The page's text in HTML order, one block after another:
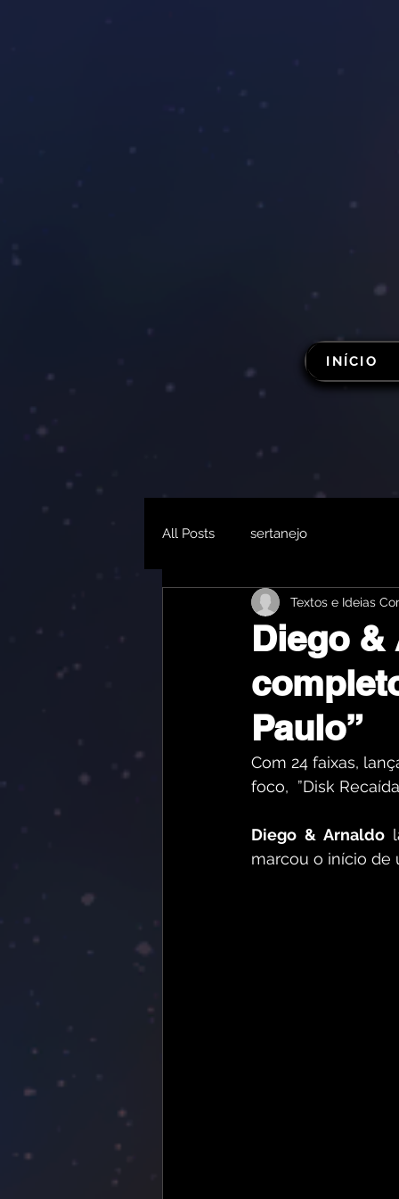
INÍCIO
All Posts sertanejo
Diego &
Paulo”
Textos e Ideias
Com 24 faixas,
foco,  ”Disk
Diego & Arnaldo
marcou o início de